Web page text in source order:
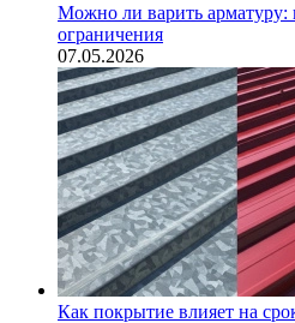
Можно ли варить
ограничения
07.05.2026
Как покрытие влияет на